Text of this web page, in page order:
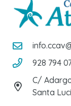
928 794
C/
Santa